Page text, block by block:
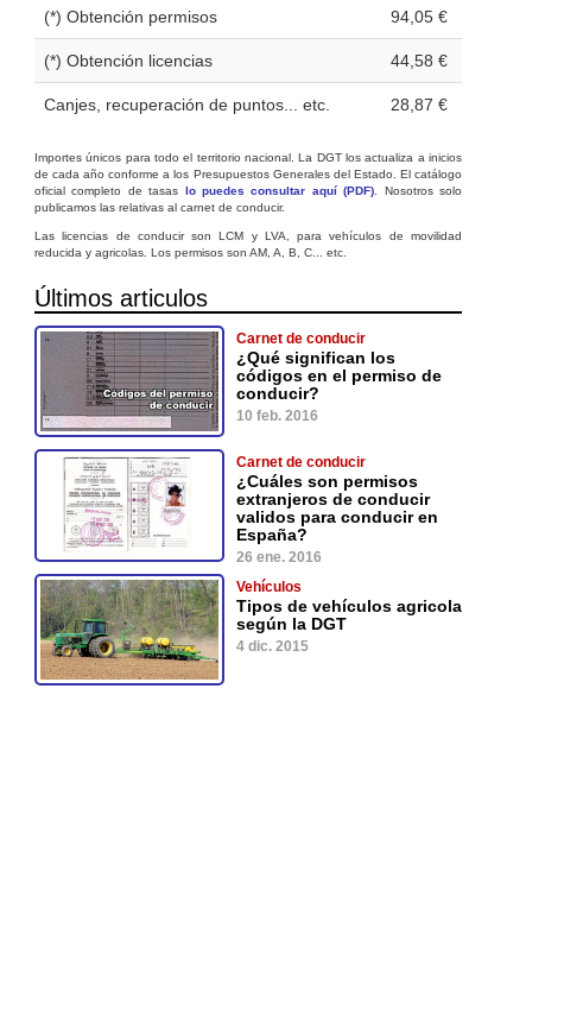
(*) Obtención permisos 94,05 €
(*) Obtención licencias 44,58 €
Canjes, recuperación de puntos... etc. 28,87 €
Importes únicos para todo el territorio nacional. La DGT los actualiza a inicios
de cada año conforme a los Presupuestos Generales del Estado. El catálogo
oficial completo de tasas lo puedes consultar aquí (PDF) . Nosotros solo
publicamos las relativas al carnet de conducir.
Las licencias de conducir son LCM y LVA, para vehículos de movilidad
reducida y agricolas. Los permisos son AM, A, B, C... etc.
Últimos articulos
Carnet de conducir
¿Qué significan los
códigos en el permiso de
conducir?
10 feb. 2016
Carnet de conducir
¿Cuáles son permisos
extranjeros de conducir
validos para conducir en
España?
26 ene. 2016
Vehículos
Tipos de vehículos agricola
según la DGT
4 dic. 2015